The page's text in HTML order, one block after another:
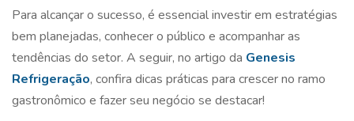
Para alcançar o sucesso, é essencial investir em estratégias
bem planejadas, conhecer o público e acompanhar as
tendências do setor. A seguir, no artigo da Genesis
Refrigeração, confira dicas práticas para crescer no ramo
gastronômico e fazer seu negócio se destacar!